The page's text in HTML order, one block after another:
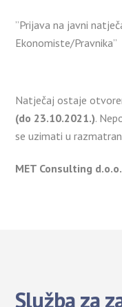
”Prijava na javni
Ekonomiste/Pravnika”
Natječaj ostaje
(do 23.10.2021.).
se uzimati u
MET Consulting d.o.o.
Služba za